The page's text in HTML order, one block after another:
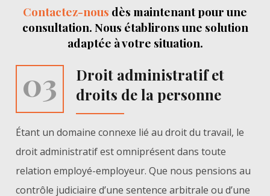
Contactez-nous dès maintenant pour une
consultation. Nous établirons une solution
adaptée à votre situation.
03
Droit administratif et
droits de la personne
Étant un domaine connexe lié au droit du travail, le
droit administratif est omniprésent dans toute
relation employé-employeur. Que nous pensions au
contrôle judiciaire d’une sentence arbitrale ou d’une